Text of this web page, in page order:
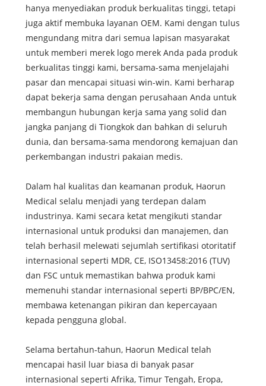
hanya menyediakan produk berkualitas tinggi, tetapi
juga aktif membuka layanan OEM. Kami dengan tulus
mengundang mitra dari semua lapisan masyarakat
untuk memberi merek logo merek Anda pada produk
berkualitas tinggi kami, bersama-sama menjelajahi
pasar dan mencapai situasi win-win. Kami berharap
dapat bekerja sama dengan perusahaan Anda untuk
membangun hubungan kerja sama yang solid dan
jangka panjang di Tiongkok dan bahkan di seluruh
dunia, dan bersama-sama mendorong kemajuan dan
perkembangan industri pakaian medis.
Dalam hal kualitas dan keamanan produk, Haorun
Medical selalu menjadi yang terdepan dalam
industrinya. Kami secara ketat mengikuti standar
internasional untuk produksi dan manajemen, dan
telah berhasil melewati sejumlah sertifikasi otoritatif
internasional seperti MDR, CE, ISO13458:2016 (TUV)
dan FSC untuk memastikan bahwa produk kami
memenuhi standar internasional seperti BP/BPC/EN,
membawa ketenangan pikiran dan kepercayaan
kepada pengguna global.
Selama bertahun-tahun, Haorun Medical telah
mencapai hasil luar biasa di banyak pasar
internasional seperti Afrika, Timur Tengah, Eropa,